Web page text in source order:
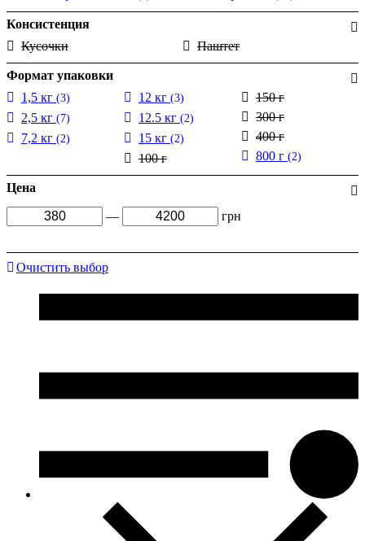
Консистенция
Кусочки
Паштет
Формат упаковки
1,5 кг (3)
2,5 кг (7)
7,2 кг (2)
12 кг (3)
12.5 кг (2)
15 кг (2)
100 г
150 г
300 г
400 г
800 г (2)
Цена
— грн
Очистить выбор